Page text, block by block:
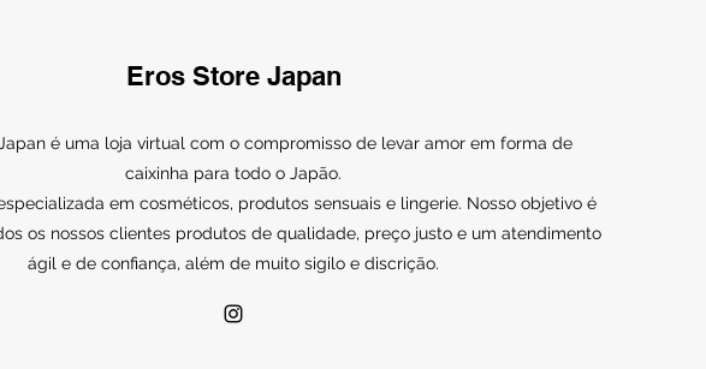
Eros Store Japan
é uma loja virtual com o compromisso de levar amor em forma de
caixinha para todo o Japão.
em cosméticos, produtos sensuais e lingerie. Nosso objetivo é
os nossos clientes produtos de qualidade, preço justo e um atendimento
ágil e de confiança, além de muito sigilo e discrição.